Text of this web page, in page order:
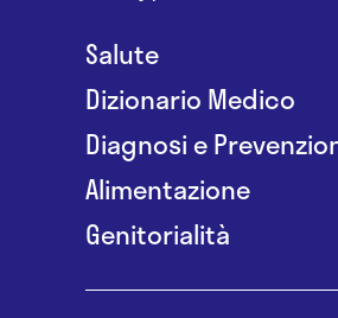
Salute
Dizionario Medico
Diagnosi e
Alimentazione
Genitorialità